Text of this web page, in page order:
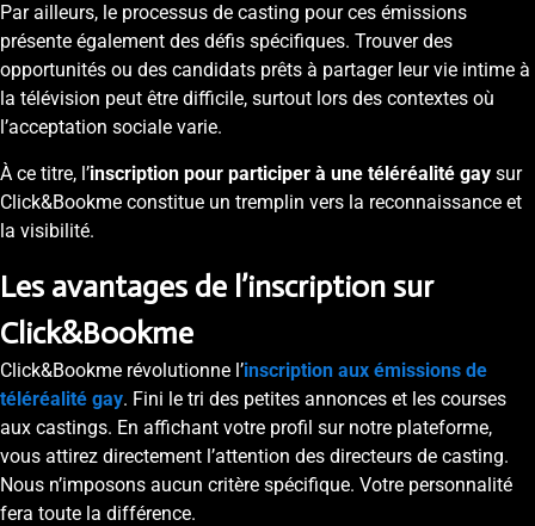
Par ailleurs, le processus de casting pour ces émissions
présente également des défis spécifiques. Trouver des
opportunités ou des candidats prêts à partager leur vie intime à
la télévision peut être difficile, surtout lors des contextes où
l’acceptation sociale varie.
À ce titre, l’inscription pour participer à une téléréalité gay sur
Click&Bookme constitue un tremplin vers la reconnaissance et
la visibilité.
Les avantages de l’inscription sur
Click&Bookme
Click&Bookme révolutionne l’inscription aux émissions de
téléréalité gay. Fini le tri des petites annonces et les courses
aux castings. En affichant votre profil sur notre plateforme,
vous attirez directement l’attention des directeurs de casting.
Nous n’imposons aucun critère spécifique. Votre personnalité
fera toute la différence.